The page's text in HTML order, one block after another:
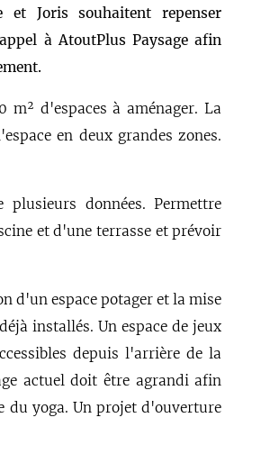
Joris souhaitent repenser
à AtoutPlus Paysage afin
m² d'espaces à aménager. La
en deux grandes zones.
données. Permettre
et d'une terrasse et prévoir
d'un espace potager et la mise
installés. Un espace de jeux
depuis l'arrière de la
actuel doit être agrandi afin
du yoga. Un projet d'ouverture